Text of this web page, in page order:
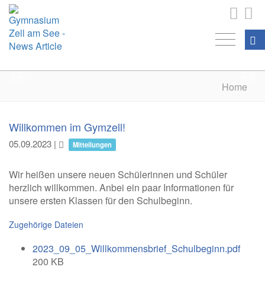
Home
Willkommen im Gymzell!
05.09.2023 | Mitteilungen
Wir heißen unsere neuen Schülerinnen und Schüler
herzlich willkommen. Anbei ein paar Informationen für
unsere ersten Klassen für den Schulbeginn.
Zugehörige Dateien
2023_09_05_Willkommensbrief_Schulbeginn.pdf
200 KB